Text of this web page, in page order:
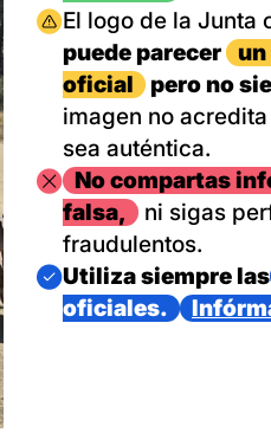
Imagen
El logo de la Junta
puede parecer
oficial
pero no
imagen no
sea auténtica.
ImagenNo compartas
falsa,
ni sigas
fraudulentos.
Imagen
Utiliza siempre las
oficiales.